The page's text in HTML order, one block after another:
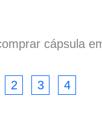
cápsula
2 3 4